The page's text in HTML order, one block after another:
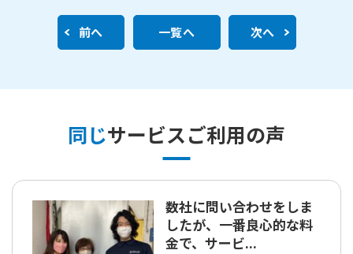
前へ 一覧へ 次へ
同じサービスご利用の声
数社に問い合わせをしま
したが、一番良心的な料
金で、サービ...